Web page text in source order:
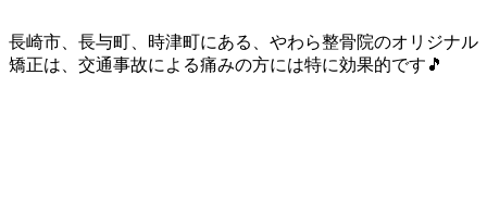
長崎市、長与町、時津町にある、やわら整骨院のオリジナル
矯正は、交通事故による痛みの方には特に効果的です🎵